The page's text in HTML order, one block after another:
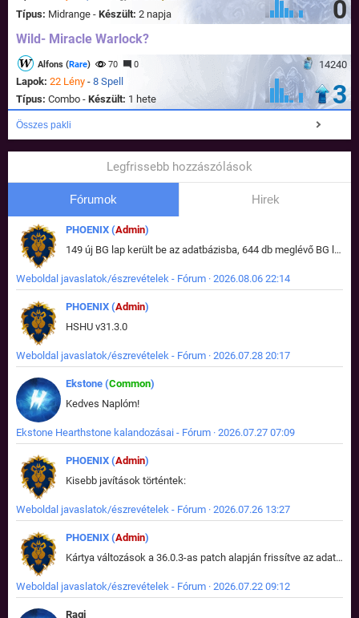
Típus: Midrange - Készült: 2 napja 0
Wild- Miracle Warlock?
14240
Alfons (Rare) 70 0
Lapok: 22 Lény - 8 Spell
Típus: Combo - Készült: 1 hete 3
Összes pakli
Legfrissebb hozzászólások
Fórumok Hirek
PHOENIX (Admin)
149 új BG lap került be az adatbázisba, 644 db meglévő BG lap módosult, bekerültek az új képek a megváltozott lapokhoz is.
Weboldal javaslatok/észrevételek - Fórum · 2026.08.06 22:14
PHOENIX (Admin)
HSHU v31.3.0
Weboldal javaslatok/észrevételek - Fórum · 2026.07.28 20:17
Ekstone (Common)
Kedves Naplóm!
Ekstone Hearthstone kalandozásai - Fórum · 2026.07.27 07:09
PHOENIX (Admin)
Kisebb javítások történtek:
Weboldal javaslatok/észrevételek - Fórum · 2026.07.26 13:27
PHOENIX (Admin)
Kártya változások a 36.0.3-as patch alapján frissítve az adatbázisban (képek is cserélve).
Weboldal javaslatok/észrevételek - Fórum · 2026.07.22 09:12
Ragi